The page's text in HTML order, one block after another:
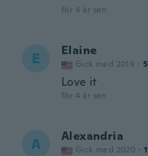
för 4 år sen
E Elaine
Gick med 2019 ·
Love it
för 4 år sen
A Alexandria
Gick med 2020 · 1